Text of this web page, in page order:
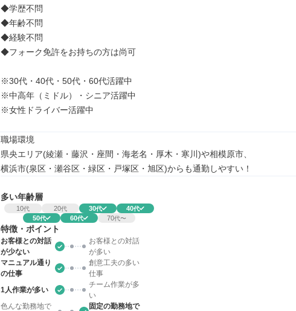
◆学歴不問
◆年齢不問
◆経験不問
◆フォーク免許をお持ちの方は尚可
※30代・40代・50代・60代活躍中
※中高年（ミドル）・シニア活躍中
※女性ドライバー活躍中
職場環境
県央エリア(綾瀬・藤沢・座間・海老名・厚木・寒川)や相模原市、
横浜市(泉区・瀬谷区・緑区・戸塚区・旭区)からも通勤しやすい！
多い年齢層
10代 20代 30代 40代
50代 60代 70代〜
特徴・ポイント
お客様との対話
が少ない
お客様との対話
が多い
マニュアル通り
の仕事
創意工夫の多い
仕事
1人作業が多い
チーム作業が多
い
色んな勤務地で
固定の勤務地で